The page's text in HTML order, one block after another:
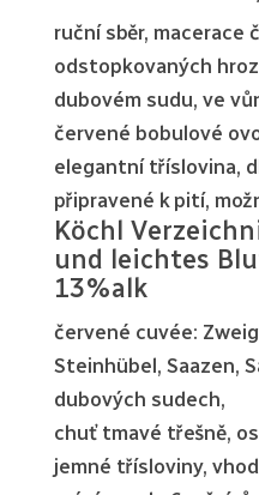
ruční sběr, macerace
odstopkovaných
dubovém sudu, ve
červené bobulové
elegantní tříslovina,
připravené k pití,
Köchl
und leichtes
13%alk
červené cuvée:
Steinhübel, Saazen,
dubových sudech,
chuť tmavé třešně,
jemné třísloviny,